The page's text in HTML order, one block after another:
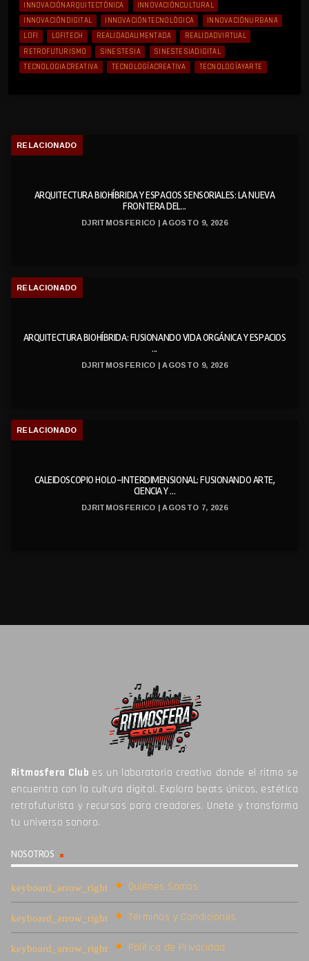
INNOVACIÓNARQUITECTÓNICA
INNOVACIÓNCULTURAL
INNOVACIÓNDIGITAL
INNOVACIÓNTECNOLÓGICA
INNOVACIÓNURBANA
LOFI
LOFITECH REALIDADAUMENTADA
REALIDADVIRTUAL
RETROFUTURISMO
SINESTESIA
SINESTESIADIGITAL
TECNOLOGIACREATIVA
TECNOLOGÍACREATIVA TECNOLOGÍAYARTE
RELACIONADO
ARQUITECTURA BIOHÍBRIDA Y ESPACIOS SENSORIALES: LA NUEVA
FRONTERA DEL...
DJRITMOSFERICO | AGOSTO 9, 2026
RELACIONADO
ARQUITECTURA BIOHÍBRIDA: FUSIONANDO VIDA ORGÁNICA Y ESPACIOS
...
DJRITMOSFERICO | AGOSTO 9, 2026
RELACIONADO
CALEIDOSCOPIO HOLO-INTERDIMENSIONAL: FUSIONANDO ARTE,
CIENCIA Y ...
DJRITMOSFERICO | AGOSTO 7, 2026
Ritmosfera Club es un laboratorio creativo donde el ritmo se
encuentra con la cultura digital. Explora beats únicos, estética
retrofuturista y recursos para creadores. Unete y transforma
tu universo sonoro.
NOSOTROS
Quiénes Somos
Términos y Condiciones
Política de Privacidad